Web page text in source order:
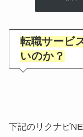
転職サービ
いのか？
下記のリクナビ